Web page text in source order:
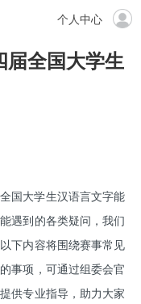
个人中心
届全国大学生
国大学生汉语言文字能
遇到的各类疑问，我们
下内容将围绕赛事常见
事项，可通过组委会官
供专业指导，助力大家